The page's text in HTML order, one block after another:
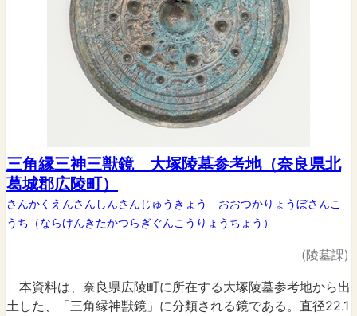
三角縁三神三獣鏡 大塚陵墓参考地（奈良県北
葛城郡広陵町）
さんかくえんさんしんさんじゅうきょう おおつかりょうぼさんこ
うち（ならけんきたかつらぎぐんこうりょうちょう）
(陵墓課)
本資料は、奈良県広陵町に所在する大塚陵墓参考地から出
土した、「三角縁神獣鏡」に分類される鏡である。直径22.1